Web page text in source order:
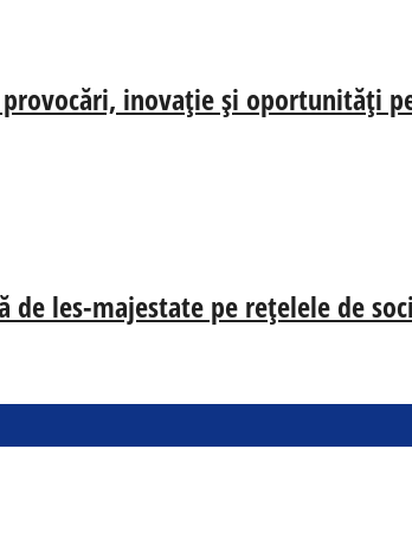
provocări, inovație și oportunități
les-majestate pe rețelele de